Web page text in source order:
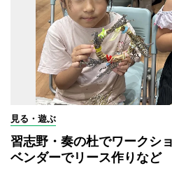
見る・遊ぶ
習志野・奏の杜でワークシ
ベンダーでリース作りなど